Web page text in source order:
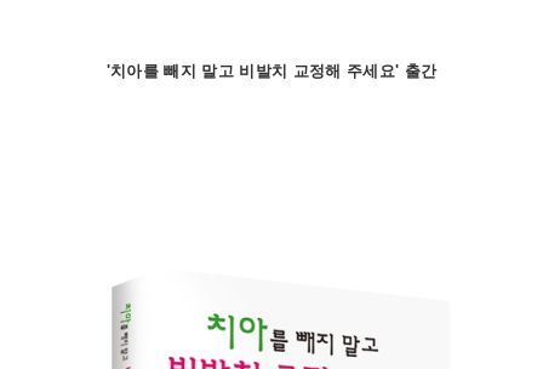
'치아를 빼지 말고 비발치 교정해 주세요' 출간